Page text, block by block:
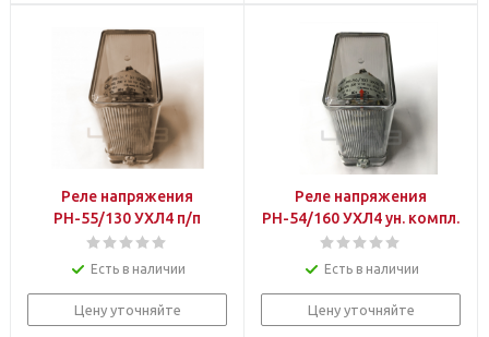
Реле напряжения
РН-55/130 УХЛ4 п/п
Есть в наличии
Цену уточняйте
Реле напряжения
РН-54/160 УХЛ4 ун. компл.
Есть в наличии
Цену уточняйте